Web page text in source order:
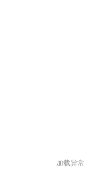
加载异常